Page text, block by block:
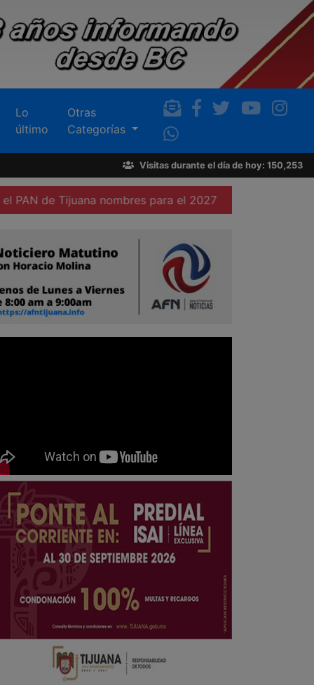
Lo
último
Otras
Categorías
Visitas durante el día de hoy: 150,253
nombres para el 2027